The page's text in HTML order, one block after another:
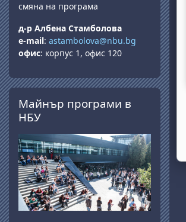
смяна на програма
д-р Албена Стамболова
e-mail: astambolova@nbu.bg
офис: корпус 1, офис 120
Skip Майнър програми в НБУ
Майнър програми в
НБУ